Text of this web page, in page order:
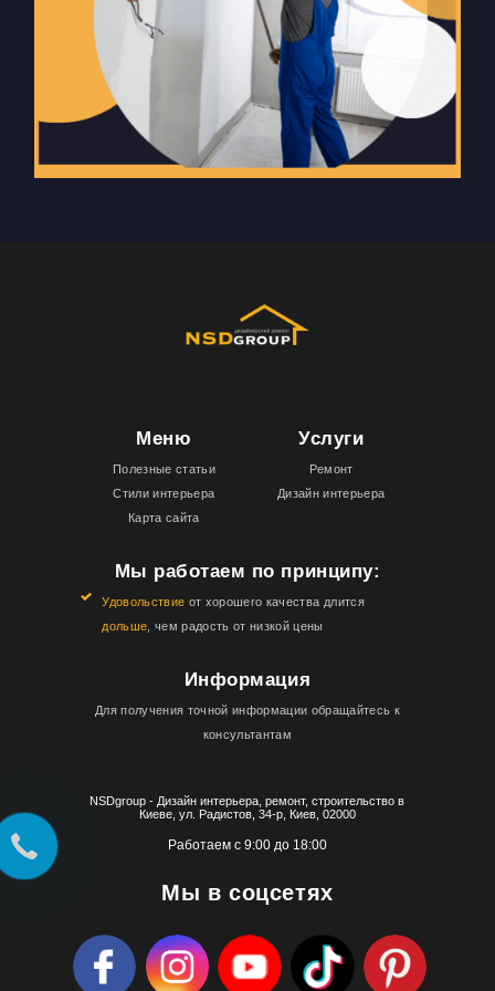
NSDgroup - Дизайн интерьера, ремонт, строительство в
Киеве, ул. Радистов, 34-р, Киев, 02000
Работаем с 9:00 до 18:00
Мы в соцсетях
Меню
Полезные статьи
Стили интерьера
Карта сайта
Услуги
Ремонт
Дизайн интерьера
Мы работаем по принципу:
Удовольствие от хорошего качества длится
дольше , чем радость от низкой цены
Информация
Для получения точной информации обращайтесь к
консультантам